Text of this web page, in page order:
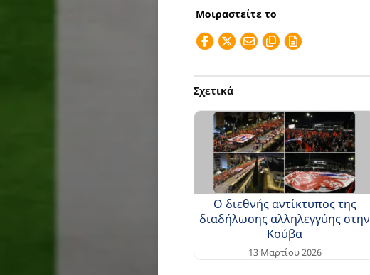
Μοιραστείτε το
Σχετικά
Ο διεθνής αντίκτυπος της
διαδήλωσης αλληλεγγύης στην
Κούβα
13 Μαρτίου 2026